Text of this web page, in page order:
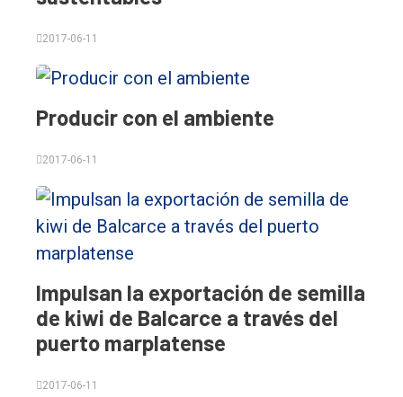
El
único
DIARIO
Inicio
Tendencia
2017-06-11
Producir con el ambiente
2017-06-11
Impulsan la exportación de semilla
de kiwi de Balcarce a través del
puerto marplatense
2017-06-11